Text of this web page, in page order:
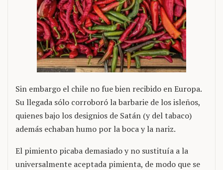
Sin embargo el chile no fue bien recibido en Europa.
Su llegada sólo corroboró la barbarie de los isleños,
quienes bajo los designios de Satán (y del tabaco)
además echaban humo por la boca y la nariz.
El pimiento picaba demasiado y no sustituía a la
universalmente aceptada pimienta, de modo que se